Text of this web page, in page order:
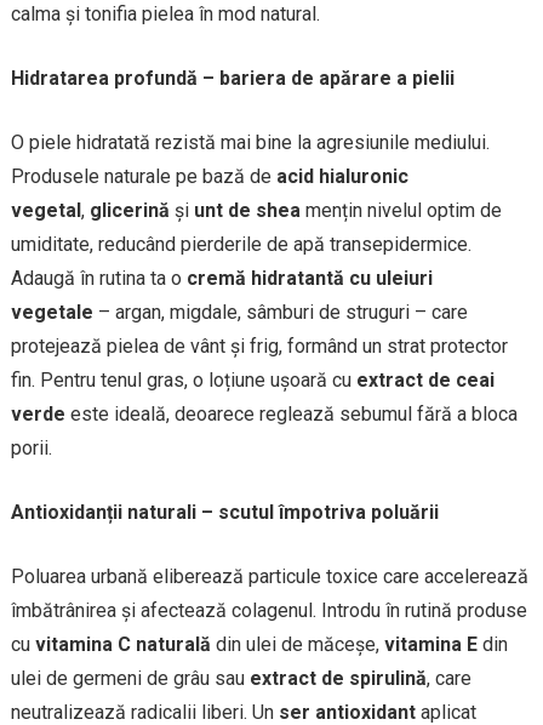
calma și tonifia pielea în mod natural.
Hidratarea profundă – bariera de apărare a pielii
O piele hidratată rezistă mai bine la agresiunile mediului.
Produsele naturale pe bază de acid hialuronic
vegetal, glicerină și unt de sheamențin nivelul optim de
umiditate, reducând pierderile de apă transepidermice.
Adaugă în rutina ta o cremă hidratantă cu uleiuri
vegetale – argan, migdale, sâmburi de struguri – care
protejează pielea de vânt și frig, formând un strat protector
fin. Pentru tenul gras, o loțiune ușoară cu extract de ceai
verde este ideală, deoarece reglează sebumul fără a bloca
porii.
Antioxidanții naturali – scutul împotriva poluării
Poluarea urbană eliberează particule toxice care accelerează
îmbătrânirea și afectează colagenul. Introdu în rutină produse
cu vitamina C naturală din ulei de măceșe, vitamina Edin
ulei de germeni de grâu sau extract de spirulină, care
neutralizează radicalii liberi. Un ser antioxidantaplicat